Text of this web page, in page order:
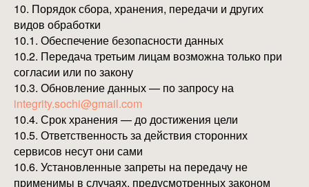
10. Порядок сбора, хранения, передачи и других
видов обработки
10.1. Обеспечение безопасности данных
10.2. Передача третьим лицам возможна только при
согласии или по закону
10.3. Обновление данных — по запросу на
integrity.sochi@gmail.com
10.4. Срок хранения — до достижения цели
10.5. Ответственность за действия сторонних
сервисов несут они сами
10.6. Установленные запреты на передачу не
применимы в случаях, предусмотренных законом